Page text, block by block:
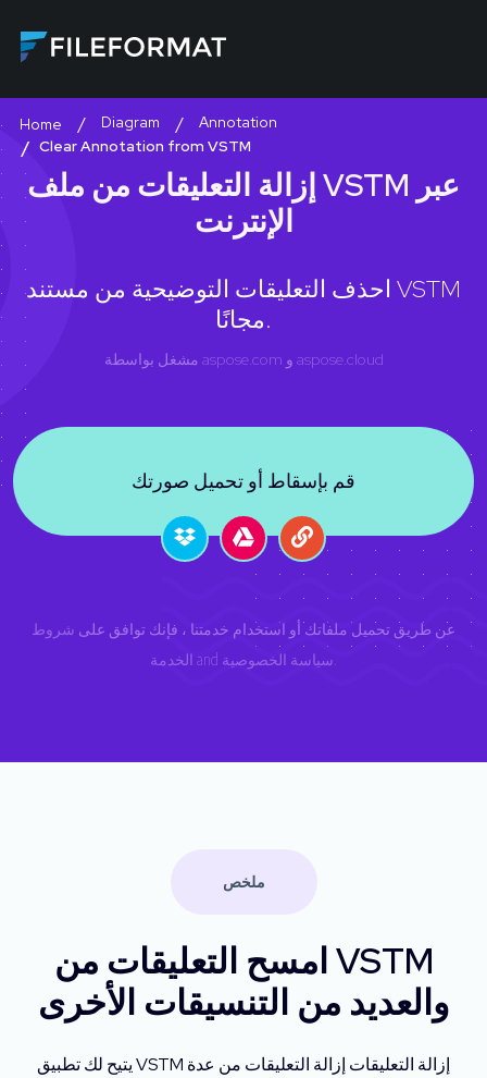
Home Diagram
Annotation
Clear Annotation from VSTM
إزالة التعليقات من ملف VSTM عبر
الإنترنت
احذف التعليقات التوضيحية من مستند VSTM
مجانًا.
aspose.com aspose.cloud
قم بإسقاط أو تحميل صورتك
عن طريق تحميل ملفاتك أو استخدام خدمتنا ، فإنك توافق على شروط
الخدمة and سياسة الخصوصية
ملخص
امسح التعليقات من VSTM
والعديد من التنسيقات الأخرى
يتيح لك تطبيق VSTM إزالة التعليقات إزالة التعليقات من عدة